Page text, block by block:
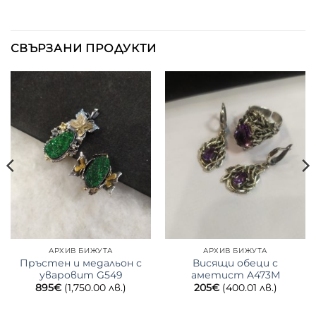
СВЪРЗАНИ ПРОДУКТИ
АРХИВ БИЖУТА
Пръстен и медальон с
уваровит G549
895€ (1,750.00 лв.)
АРХИВ БИЖУТА
Висящи обеци с
аметист A473М
205€ (400.01 лв.)